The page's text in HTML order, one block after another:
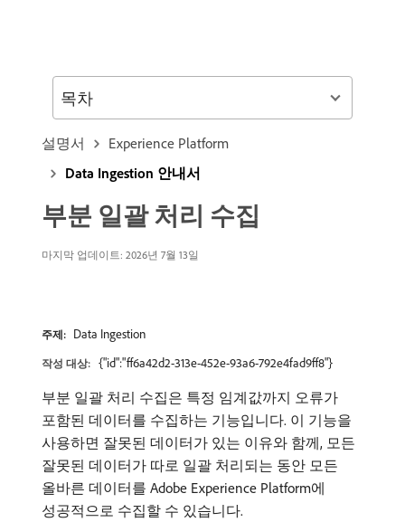
설명서
Experience Platform
Data Ingestion 안내서
부분 일괄 처리 수집
마지막 업데이트: 2026년 7월 13일
주제: Data Ingestion
작성 대상: {"id":"ff6a42d2-313e-452e-93a6-792e4fad9ff8"}
부분 일괄 처리 수집은 특정 임계값까지 오류가
포함된 데이터를 수집하는 기능입니다. 이 기능을
사용하면 잘못된 데이터가 있는 이유와 함께, 모든
잘못된 데이터가 따로 일괄 처리되는 동안 모든
올바른 데이터를 Adobe Experience Platform에
성공적으로 수집할 수 있습니다.
목차